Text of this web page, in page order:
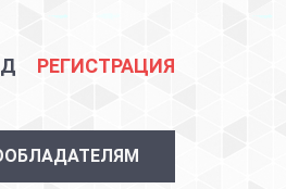
РЕГИСТРАЦИЯ